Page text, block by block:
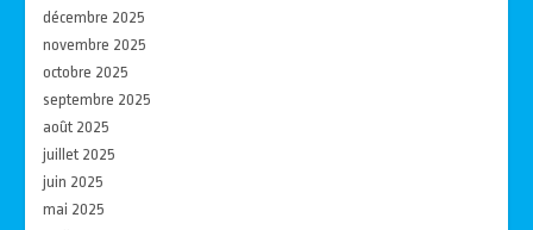
décembre 2025
novembre 2025
octobre 2025
septembre 2025
août 2025
juillet 2025
juin 2025
mai 2025